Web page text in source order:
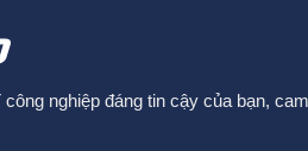
nghiệp đáng tin cậy của bạn,